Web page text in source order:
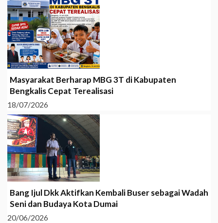
Masyarakat Berharap MBG 3T di Kabupaten
Bengkalis Cepat Terealisasi
18/07/2026
Bang Ijul Dkk Aktifkan Kembali Buser sebagai Wadah
Seni dan Budaya Kota Dumai
20/06/2026